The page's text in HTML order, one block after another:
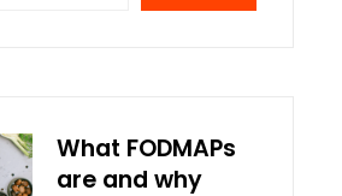
What FODMAPs
are and why